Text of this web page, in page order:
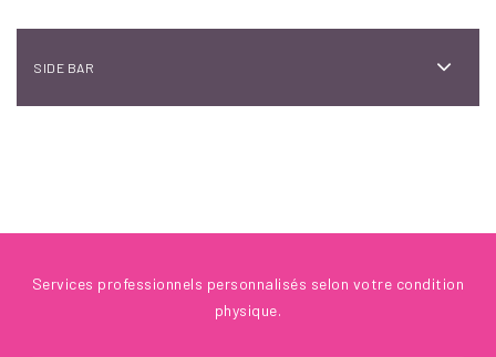
SIDE BAR
Services professionnels personnalisés selon votre condition
physique.